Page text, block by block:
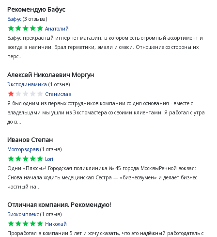
Рекомендую Бафус
Бафус (3 отзыва)
star
star
star
star
star
Анатолий
Бафус прекрасный интернет магазин, в котором есть огромный ассортимент и
всегда в наличии. Брал герметики, эмали и смеси. Отношение со стороны их
перс...
Алексей Николаевич Моргун
Эксподинамика (1 отзыв)
star
star
star
star
star
Станислав
Я был одним из первых сотрудников компании со дня основания - вместе с
владельцами мы ушли из Экспомастера со своими клиентами. Я работал с утра
до в...
Иванов Степан
Мосгорздрав (1 отзыв)
star
star
star
star
star
Lori
Одни «Плюсы»! Городская поликлиника № 45 города МосквыРечной вокзал:
Снова начала ходить медецинская Сестра — «бизнесвумен» и делает бизнес
частный на...
Отличная компания. Рекомендую!
Биокомплекс (1 отзыв)
star
star
star
star
star
Николай
Проработал в компании 5 лет и хочу сказать, что это надёжный работодатель с